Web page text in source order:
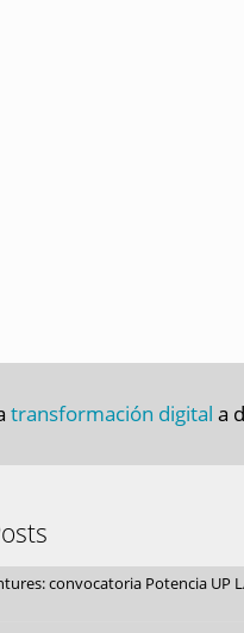
transformación digital a
convocatoria Potencia UP